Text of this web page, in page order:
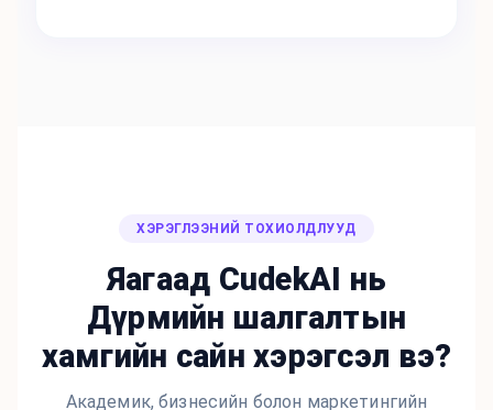
ХЭРЭГЛЭЭНИЙ ТОХИОЛДЛУУД
Яагаад CudekAI нь
Дүрмийн шалгалтын
хамгийн сайн хэрэгсэл вэ?
Академик, бизнесийн болон маркетингийн